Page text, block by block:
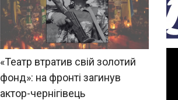
«Театр втратив свій золотий
фонд»: на фронті загинув
актор-чернігівець